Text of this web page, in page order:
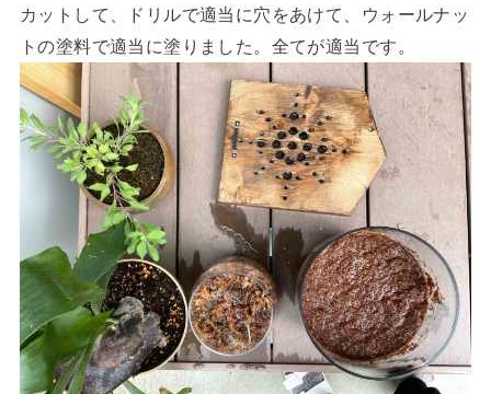
カットして、ドリルで適当に穴をあけて、ウォールナッ
トの塗料で適当に塗りました。全てが適当です。